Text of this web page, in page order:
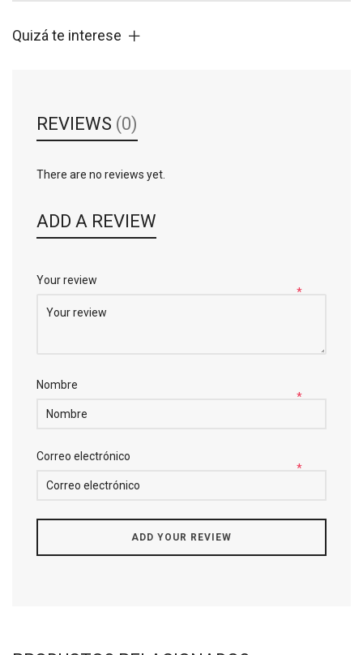
Quizá te interese
REVIEWS (0)
There are no reviews yet.
ADD A REVIEW
Your review
*
Nombre
*
Correo electrónico
*